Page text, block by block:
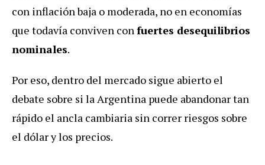
con inflación baja o moderada, no en economías
que todavía conviven confuertes desequilibrios
nominales.
Por eso, dentro del mercado sigue abierto el
debate sobre si la Argentina puede abandonar tan
rápido el ancla cambiaria sin correr riesgos sobre
el dólar y los precios.